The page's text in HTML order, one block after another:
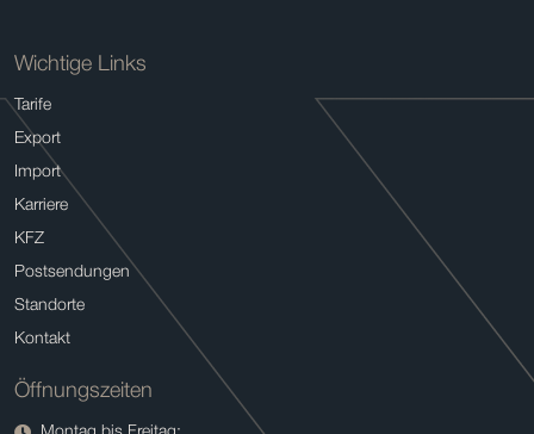
Wichtige Links
Tarife
Export
Import
Karriere
KFZ
Postsendungen
Standorte
Kontakt
Öffnungszeiten